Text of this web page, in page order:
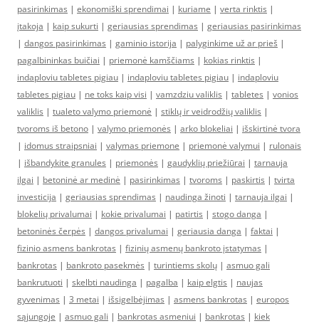
pasirinkimas | ekonomiški sprendimai | kuriame | verta rinktis |
įtakoja | kaip sukurti | geriausias sprendimas | geriausias pasirinkimas
| dangos pasirinkimas | gaminio istorija | palyginkime už ar prieš |
pagalbininkas buičiai | priemonė kamščiams | kokias rinktis |
indaploviu tabletes pigiau | indaploviu tabletes pigiau | indaploviu
tabletes pigiau | ne toks kaip visi | vamzdziu valiklis | tabletes | vonios
valiklis | tualeto valymo priemonė | stiklų ir veidrodžių valiklis |
tvoroms iš betono | valymo priemonės | arko blokeliai | išskirtinė tvora
| idomus straipsniai | valymas priemone | priemonė valymui | rulonais
| išbandykite granules | priemonės | gaudyklių priežiūrai | tarnauja
ilgai | betoninė ar medinė | pasirinkimas | tvoroms | paskirtis | tvirta
investicija | geriausias sprendimas | naudinga žinoti | tarnauja ilgai |
blokelių privalumai | kokie privalumai | patirtis | stogo danga |
betoninės čerpės | dangos privalumai | geriausia danga | faktai |
fizinio asmens bankrotas | fizinių asmenų bankroto įstatymas |
bankrotas | bankroto pasekmės | turintiems skolų | asmuo gali
bankrutuoti | skelbti naudinga | pagalba | kaip elgtis | naujas
gyvenimas | 3 metai | išsigelbėjimas | asmens bankrotas | europos
sąjungoje | asmuo gali | bankrotas asmeniui | bankrotas | kiek